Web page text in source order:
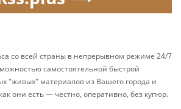
со всей страны в непрерывном режиме 24/7
самостоятельной быстрой
"живых" материалов из Вашего города и
они есть — честно, оперативно, без купюр.